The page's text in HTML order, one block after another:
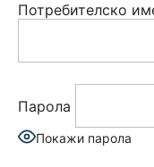
Потребителско
Парола
Покажи парола